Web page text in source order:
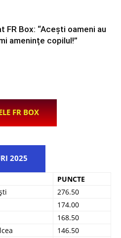
FR Box: “Acești oameni au
amenințe copilul!”
FR BOX
2025
PUNCTE
276.50
174.00
168.50
146.50